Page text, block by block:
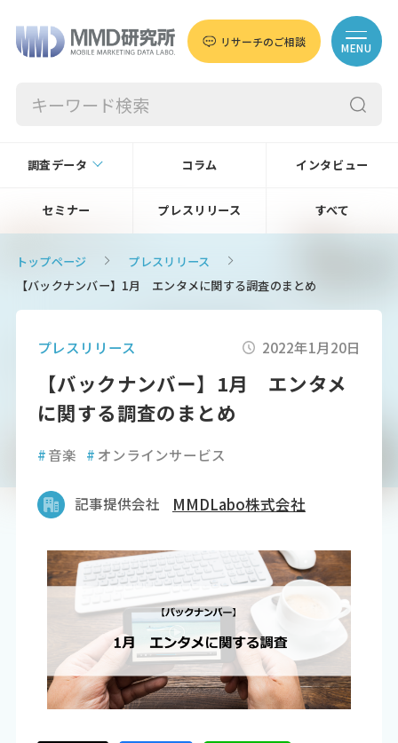
リサーチのご相談 MENU
調査データ コラム インタビュー
セミナー プレスリリース すべて
トップページ
プレスリリース
【バックナンバー】1月 エンタメに関する調査のまとめ
プレスリリース 2022年1月20日
【バックナンバー】1月 エンタメ
に関する調査のまとめ
#音楽 # オンラインサービス
記事提供会社 MMDLabo株式会社